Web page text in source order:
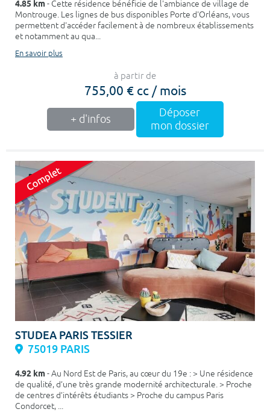
4.85 km- Cette résidence bénéficie de l'ambiance de village de
Montrouge. Les lignes de bus disponibles Porte d'Orléans, vous
permettent d'accéder facilement à de nombreux établissements
et notamment au qua...
En savoir plus
à partir de
755,00 € cc / mois
+ d'infos
Déposer
mon dossier
STUDEA PARIS TESSIER
75019 PARIS
4.92 km- Au Nord Est de Paris, au cœur du 19e : > Une résidence
de qualité, d’une très grande modernité architecturale. > Proche
de centres d’intérêts étudiants > Proche du campus Paris
Condorcet, ...